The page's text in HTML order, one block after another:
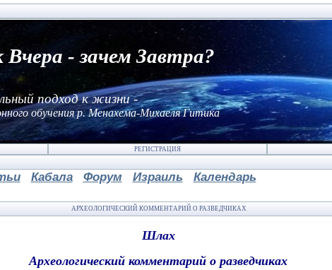
Вчера - зачем Завтра?
подход к жизни -
обучения р. Менахема-Михаеля Гитика
РЕГИСТРАЦИЯ
Кабала Форум Израиль Календарь
АРХЕОЛОГИЧЕСКИЙ КОММЕНТАРИЙ О РАЗВЕДЧИКАХ
Шлах
Археологический комментарий о разведчиках